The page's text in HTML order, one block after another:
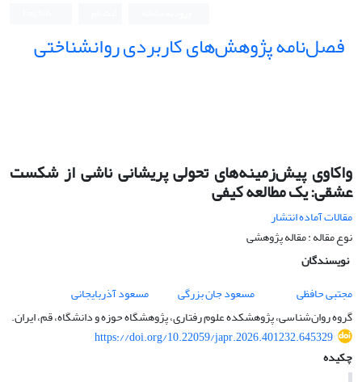
فصل‌نامه پژوهش‌های کاربردی روانشناختی
واکاوی پیش‌زمینه‌های تحولی پریشانی ناشی از شکست
عشقی: یک مطالعه کیفی
مقالات آماده انتشار
نوع مقاله : مقاله پژوهشی
نویسندگان
مجتبی حافظی
مسعود جان بزرگی
مسعود آذربایجانی
گروه روان‌شناسی، پژوهشکده علوم رفتاری، پژوهشگاه حوزه و دانشگاه، قم، ایران.
https://doi.org/10.22059/japr.2026.401232.645329
چکیده